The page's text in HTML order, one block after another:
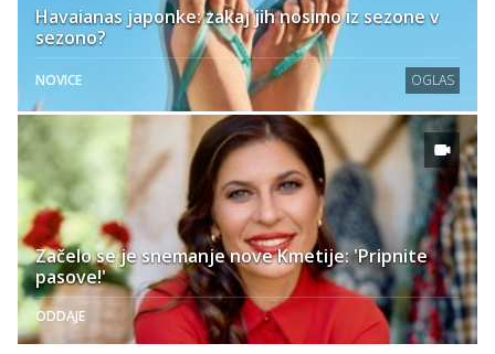
Havaianas japonke: zakaj jih nosimo iz sezone v
sezono?
NOVICE OGLAS
Začelo se je snemanje nove Kmetije: 'Pripnite
pasove!'
ODDAJE